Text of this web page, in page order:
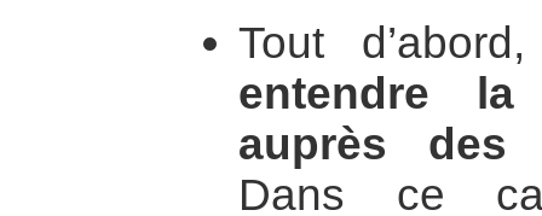
Tout
entendre
auprès des
Dans ce